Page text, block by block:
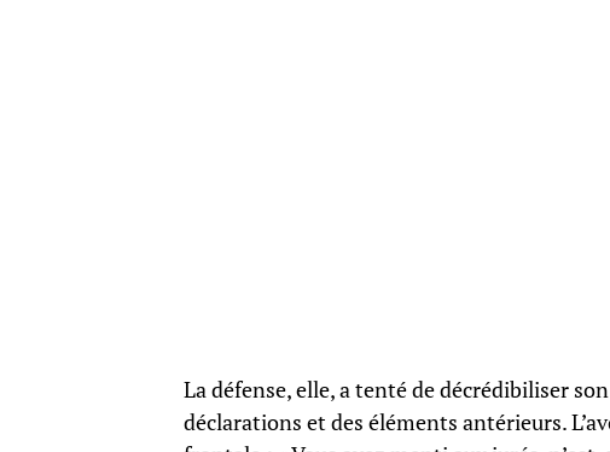
La défense, elle, a tenté de décrédibiliser
déclarations et des éléments antérieurs.